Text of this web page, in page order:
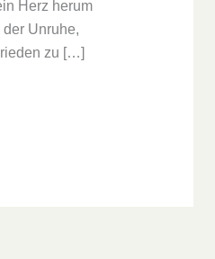
Herz herum
Unruhe,
zu […]